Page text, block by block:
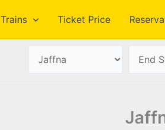
Trains Ticket Price